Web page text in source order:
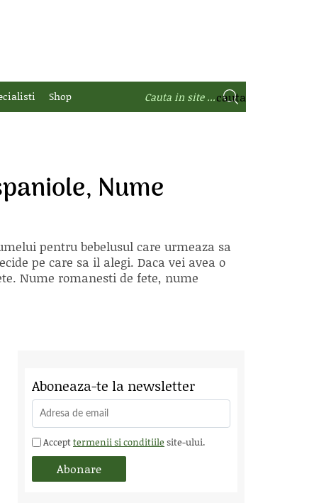
Shop
Nume
pentru bebelusul care urmeaza sa
pe care sa il alegi. Daca vei avea o
Nume romanesti de fete, nume
Aboneaza-te la newsletter
Accepttermenii si conditiile site-ului.